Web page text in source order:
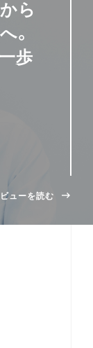
ら
。
歩
ューを読む